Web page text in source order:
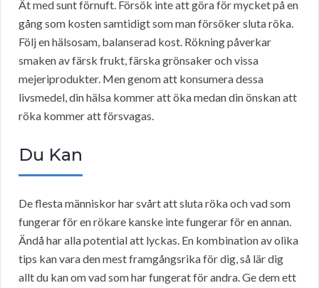
Ät med sunt förnuft. Försök inte att göra för mycket på en
gång som kosten samtidigt som man försöker sluta röka.
Följ en hälsosam, balanserad kost. Rökning påverkar
smaken av färsk frukt, färska grönsaker och vissa
mejeriprodukter. Men genom att konsumera dessa
livsmedel, din hälsa kommer att öka medan din önskan att
röka kommer att försvagas.
Du Kan
De flesta människor har svårt att sluta röka och vad som
fungerar för en rökare kanske inte fungerar för en annan.
Ändå har alla potential att lyckas. En kombination av olika
tips kan vara den mest framgångsrika för dig, så lär dig
allt du kan om vad som har fungerat för andra. Ge dem ett